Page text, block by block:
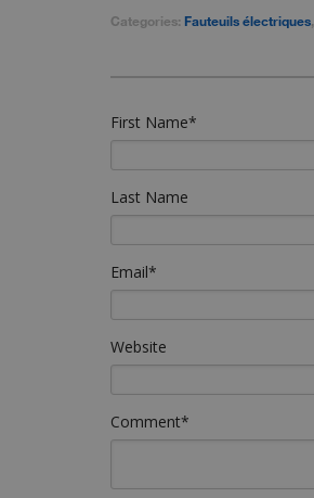
Categories: Fauteuils électriques,
First Name*
Last Name
Email*
Website
Comment*